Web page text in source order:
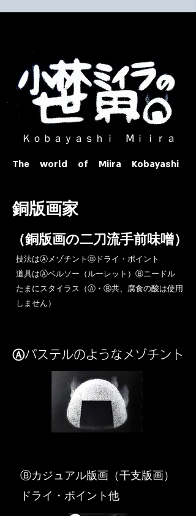
ｏｂａｙａｓｈｉ Ⅿｉｉｒａ​
The world of Miira Kobayashi
​銅版画家
​（銅版画の二刀流手前味噌）
​技法はⒶメゾチントⒷドライ・ポイント
道具はⒶベルソー（ルーレット）Ⓑニードル
​たまにスタイラス（Ⓐ・Ⓑ共、腐食の酸は使用
しません）
Ⓐパステルのようなメゾチント
​Ⓑカジュアル版画（干支版画）
ドライ・ポイント他